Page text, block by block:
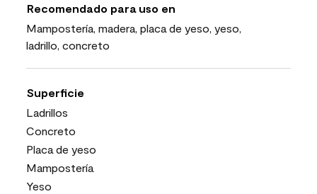
Recomendado para uso en
Mampostería, madera, placa de yeso, yeso,
ladrillo, concreto
Superficie
Ladrillos
Concreto
Placa de yeso
Mampostería
Yeso